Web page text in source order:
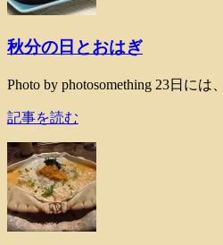
秋分の日とおはぎ
Photo by photosomething 23日に
記事を読む